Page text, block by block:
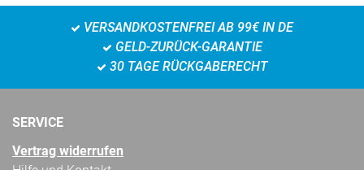
VERSANDKOSTENFREI AB 99€ IN DE
GELD-ZURÜCK-GARANTIE
30 TAGE RÜCKGABERECHT
SERVICE
Vertrag widerrufen